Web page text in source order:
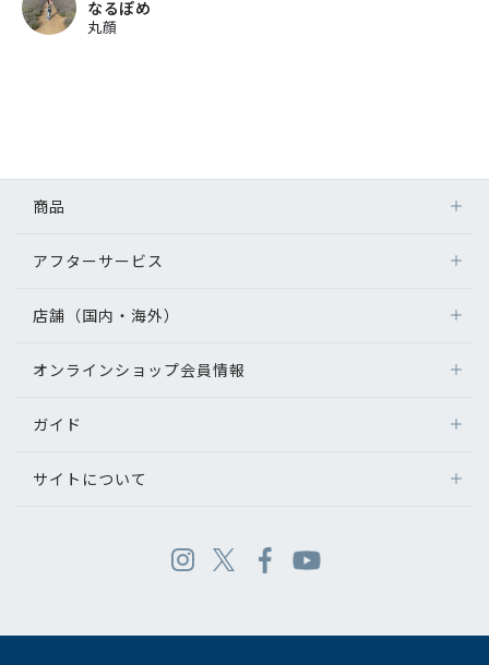
なるぽめ
丸顔
商品
アフターサービス
店舗（国内・海外）
オンラインショップ会員情報
ガイド
サイトについて